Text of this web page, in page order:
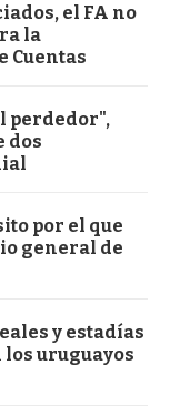
el FA no
la
Cuentas
perdedor",
dos
por el que
general de
y estadías
los uruguayos